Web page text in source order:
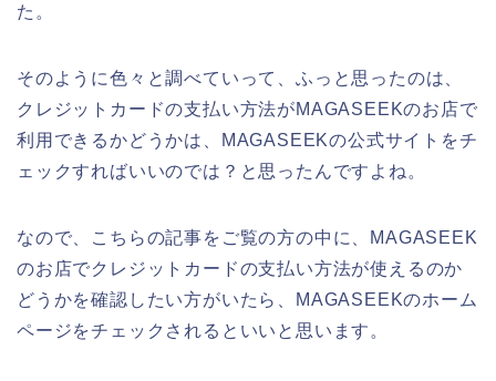
た。
そのように色々と調べていって、ふっと思ったのは、
クレジットカードの支払い方法がMAGASEEKのお店で
利用できるかどうかは、MAGASEEKの公式サイトをチ
ェックすればいいのでは？と思ったんですよね。
なので、こちらの記事をご覧の方の中に、MAGASEEK
のお店でクレジットカードの支払い方法が使えるのか
どうかを確認したい方がいたら、MAGASEEKのホーム
ページをチェックされるといいと思います。